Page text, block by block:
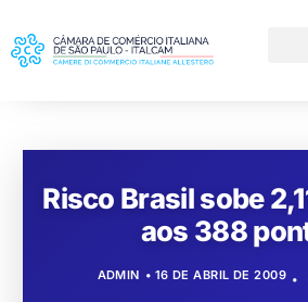
Risco Brasil sobe
aos 388
ADMIN 16 DE ABRIL DE 2009